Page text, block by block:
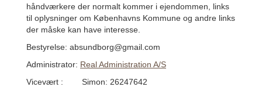
håndværkere der normalt kommer i ejendommen, links
til oplysninger om Københavns Kommune og andre links
der måske kan have interesse.
Bestyrelse: absundborg@gmail.com
Administrator: Real Administration A/S
Vicevært : Simon: 26247642